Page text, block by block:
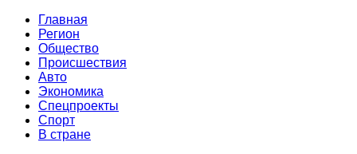
Главная
Регион
Общество
Происшествия
Авто
Экономика
Спецпроекты
Cпорт
В стране